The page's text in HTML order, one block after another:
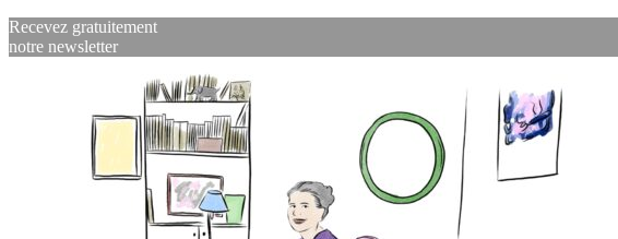
Recevez gratuitement
notre newsletter